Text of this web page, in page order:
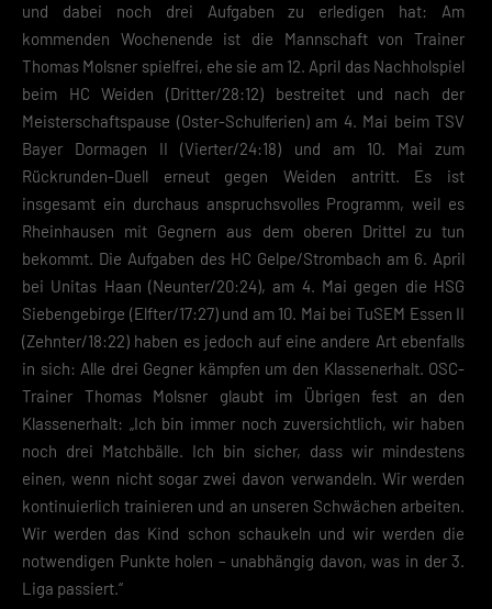
und dabei noch drei Aufgaben zu erledigen hat: Am
kommenden Wochenende ist die Mannschaft von Trainer
Thomas Molsner spielfrei, ehe sie am 12. April das Nachholspiel
beim HC Weiden (Dritter/28:12) bestreitet und nach der
Meisterschaftspause (Oster-Schulferien) am 4. Mai beim TSV
Bayer Dormagen II (Vierter/24:18) und am 10. Mai zum
Rückrunden-Duell erneut gegen Weiden antritt. Es ist
insgesamt ein durchaus anspruchsvolles Programm, weil es
Rheinhausen mit Gegnern aus dem oberen Drittel zu tun
bekommt. Die Aufgaben des HC Gelpe/Strombach am 6. April
bei Unitas Haan (Neunter/20:24), am 4. Mai gegen die HSG
Siebengebirge (Elfter/17:27) und am 10. Mai bei TuSEM Essen II
(Zehnter/18:22) haben es jedoch auf eine andere Art ebenfalls
in sich: Alle drei Gegner kämpfen um den Klassenerhalt. OSC-
Trainer Thomas Molsner glaubt im Übrigen fest an den
Klassenerhalt: „Ich bin immer noch zuversichtlich, wir haben
noch drei Matchbälle. Ich bin sicher, dass wir mindestens
einen, wenn nicht sogar zwei davon verwandeln. Wir werden
kontinuierlich trainieren und an unseren Schwächen arbeiten.
Wir werden das Kind schon schaukeln und wir werden die
notwendigen Punkte holen – unabhängig davon, was in der 3.
Liga passiert.“